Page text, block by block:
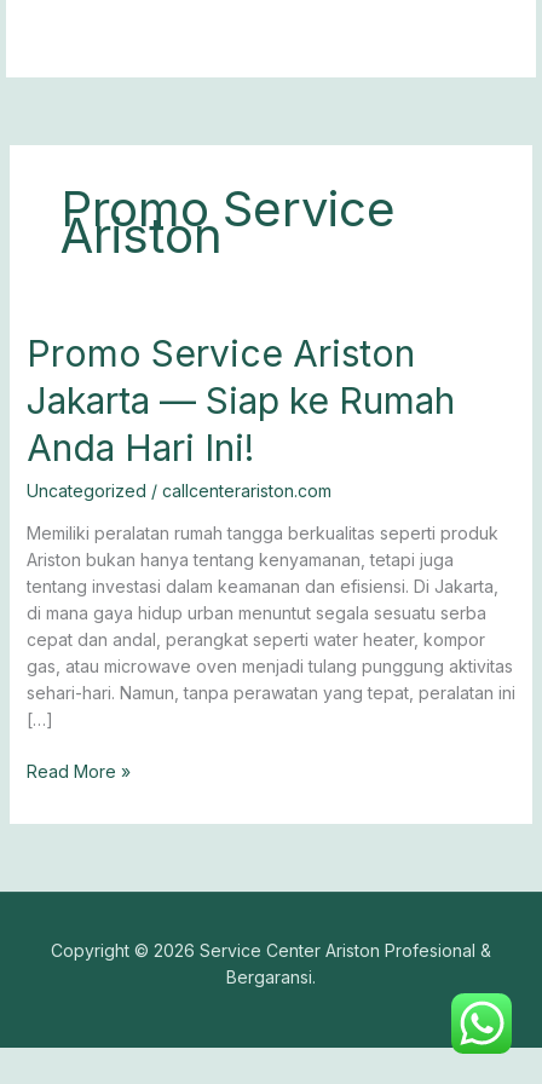
Promo Service
Ariston
Promo Service Ariston
Jakarta — Siap ke Rumah
Anda Hari Ini!
Uncategorized / callcenterariston.com
Memiliki peralatan rumah tangga berkualitas seperti produk
Ariston bukan hanya tentang kenyamanan, tetapi juga
tentang investasi dalam keamanan dan efisiensi. Di Jakarta,
di mana gaya hidup urban menuntut segala sesuatu serba
cepat dan andal, perangkat seperti water heater, kompor
gas, atau microwave oven menjadi tulang punggung aktivitas
sehari-hari. Namun, tanpa perawatan yang tepat, peralatan ini
[…]
Promo
Service
Ariston
—
ke
Rumah
Anda
Hari
Ini!
Read More »
Copyright © 2026 Service Center Ariston Profesional &
Bergaransi.